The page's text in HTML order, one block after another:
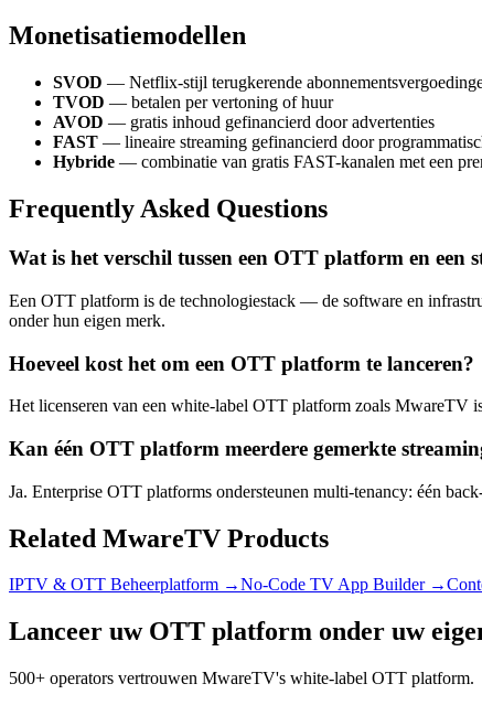
Monetisatiemodellen
SVOD — Netflix-stijl terugkerende
TVOD — betalen per vertoning of huur
AVOD — gratis inhoud gefinancierd door advertenties
FAST — lineaire streaming gefinancierd door
Hybride — combinatie van gratis FAST-kanalen met een
Frequently Asked Questions
Wat is het verschil tussen een OTT platform en een
Een OTT platform is de technologiestack — de software en
onder hun eigen merk.
Hoeveel kost het om een OTT platform te lanceren?
Het licenseren van een white-label OTT platform zoals MwareTV
Kan één OTT platform meerdere gemerkte
Ja. Enterprise OTT platforms ondersteunen multi-tenancy: één
Related MwareTV Products
IPTV & OTT Beheerplatform →No-Code TV App Builder→
Lanceer uw OTT platform onder uw
500+ operators vertrouwen MwareTV's white-label OTT platform.